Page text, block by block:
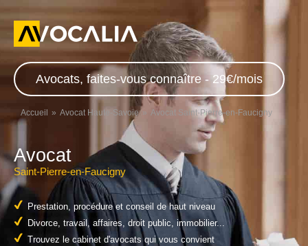
Avocats, faites-vous connaître - 29€/mois
Accueil Avocat Haute-Savoie Avocat Saint-Pierre-en-Faucigny
Avocat
Saint-Pierre-en-Faucigny
Prestation, procédure et conseil de haut niveau
Divorce, travail, affaires, droit public, immobilier...
Trouvez le cabinet d'avocats qui vous convient